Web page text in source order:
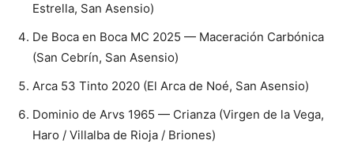
Estrella, San Asensio)
De Boca en Boca MC 2025 — Maceración Carbónica
(San Cebrín, San Asensio)
Arca 53 Tinto 2020 (El Arca de Noé, San Asensio)
Dominio de Arvs 1965 — Crianza (Virgen de la Vega,
Haro / Villalba de Rioja / Briones)